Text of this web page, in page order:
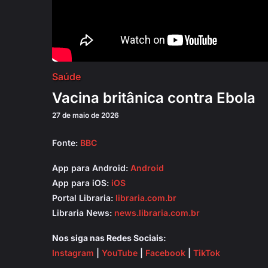
Saúde
Vacina britânica contra Ebola
27 de maio de 2026
Fonte: BBC
App para Android: Android
App para iOS: iOS
Portal Libraria: libraria.com.br
Libraria News: news.libraria.com.br
Nos siga nas Redes Sociais:
Instagram
YouTube Facebook TikTok